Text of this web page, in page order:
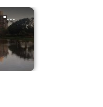
刊
刊
刊